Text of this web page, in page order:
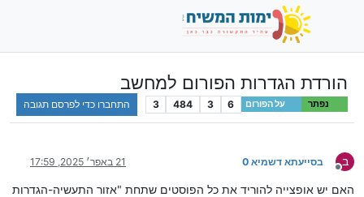
הורדת הגדרות הפורום למחשב
נפתר על הפורום 6
3
484
3 התחברו כדי לפרסם תגובה
ב
מנותק
בסייעתא דשמיא 0 21 באפר׳ 2025, 17:59
האם יש אופצייה להוריד את כל הפוסטים שתחת "אזור התעשיה-הגדרות